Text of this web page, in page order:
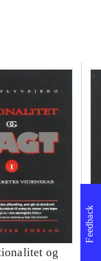
og
Feedback